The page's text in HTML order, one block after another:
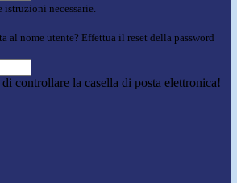
necessarie.
al nome utente? Effettua il reset della password
controllare la casella di posta elettronica!